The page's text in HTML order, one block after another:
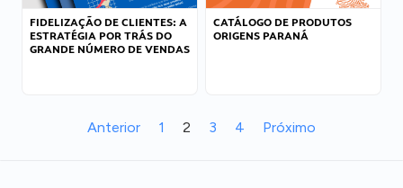
FIDELIZAÇÃO DE CLIENTES: A
ESTRATÉGIA POR TRÁS DO
GRANDE NÚMERO DE VENDAS
CATÁLOGO DE PRODUTOS
ORIGENS PARANÁ
Anterior 1 2 3 4 Próximo